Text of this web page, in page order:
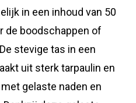
in een inhoud van 50
de boodschappen of
stevige tas in een
uit sterk tarpaulin en
gelaste naden en